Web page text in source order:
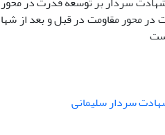
محور مقاومت در قبل و بعد از
سردار سلیمانی